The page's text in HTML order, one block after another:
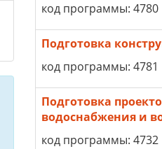
код программы: 4780
Подготовка
код программы: 4781
Подготовка
водоснабжения и
код программы: 4732